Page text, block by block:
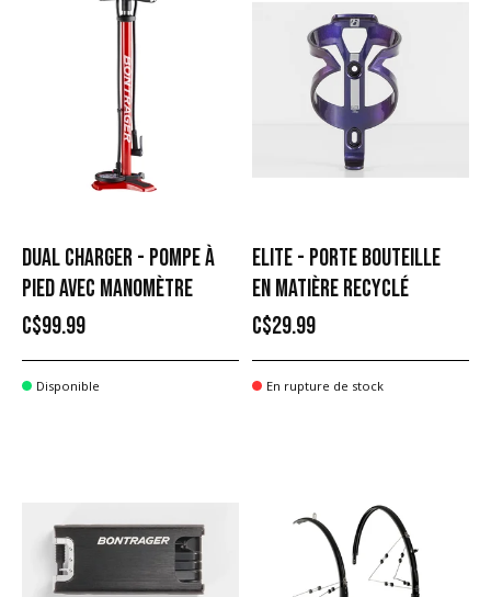
DUAL CHARGER - POMPE À
PIED AVEC MANOMÈTRE
C$99.99
Disponible
ELITE - PORTE BOUTEILLE
EN MATIÈRE RECYCLÉ
C$29.99
En rupture de stock